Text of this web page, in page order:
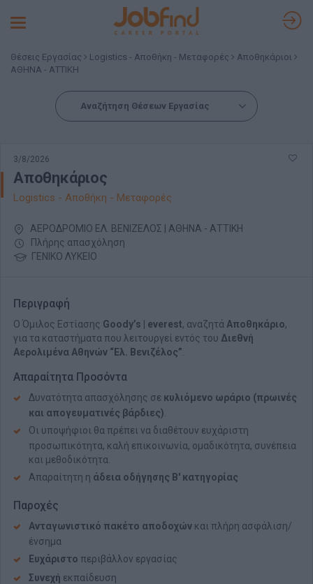
Toggle
Θέσεις Εργασίας Logistics - Αποθήκη - Μεταφορές
Αποθηκάριοι
ΑΘΗΝΑ - ΑΤΤΙΚΗ
Αναζήτηση Θέσεων Εργασίας
3/8/2026
Αποθηκάριος
Logistics - Αποθήκη - Μεταφορές
ΑΕΡΟΔΡΟΜΙΟ ΕΛ. ΒΕΝΙΖΕΛΟΣ | ΑΘΗΝΑ - ΑΤΤΙΚΗ
Πλήρης απασχόληση
ΓΕΝΙΚΟ ΛΥΚΕΙΟ
Περιγραφή
Ο Όμιλος Εστίασης Goody’s | everest, αναζητά Αποθηκάριο,
για τα καταστήματα που λειτουργεί εντός του Διεθνή
Αερολιμένα Αθηνών “Ελ. Βενιζέλος”
Απαραίτητα Προσόντα
Δυνατότητα απασχόλησης σε κυλιόμενο ωράριο (πρωινές
και απογευματινές βάρδιες)
Οι υποψήφιοι θα πρέπει να διαθέτουν ευχάριστη
προσωπικότητα, καλή επικοινωνία, ομαδικότητα, συνέπεια
και μεθοδικότητα.
Απαραίτητη η άδεια οδήγησης Β' κατηγορίας
Παροχές
Ανταγωνιστικό πακέτο αποδοχών και πλήρη ασφάλιση/
ένσημα
Ευχάριστο περιβάλλον εργασίας
Συνεχή εκπαίδευση